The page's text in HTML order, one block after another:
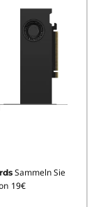
Sammeln Sie
19€